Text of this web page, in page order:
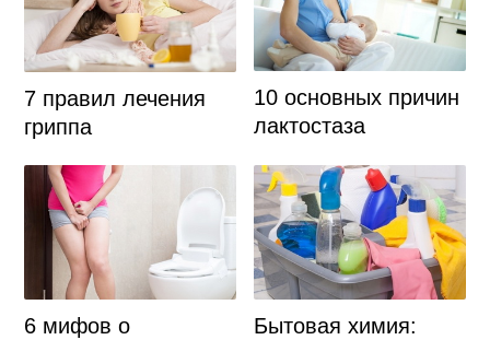
7 правил лечения
гриппа
10 основных причин
лактостаза
6 мифов о
Бытовая химия: